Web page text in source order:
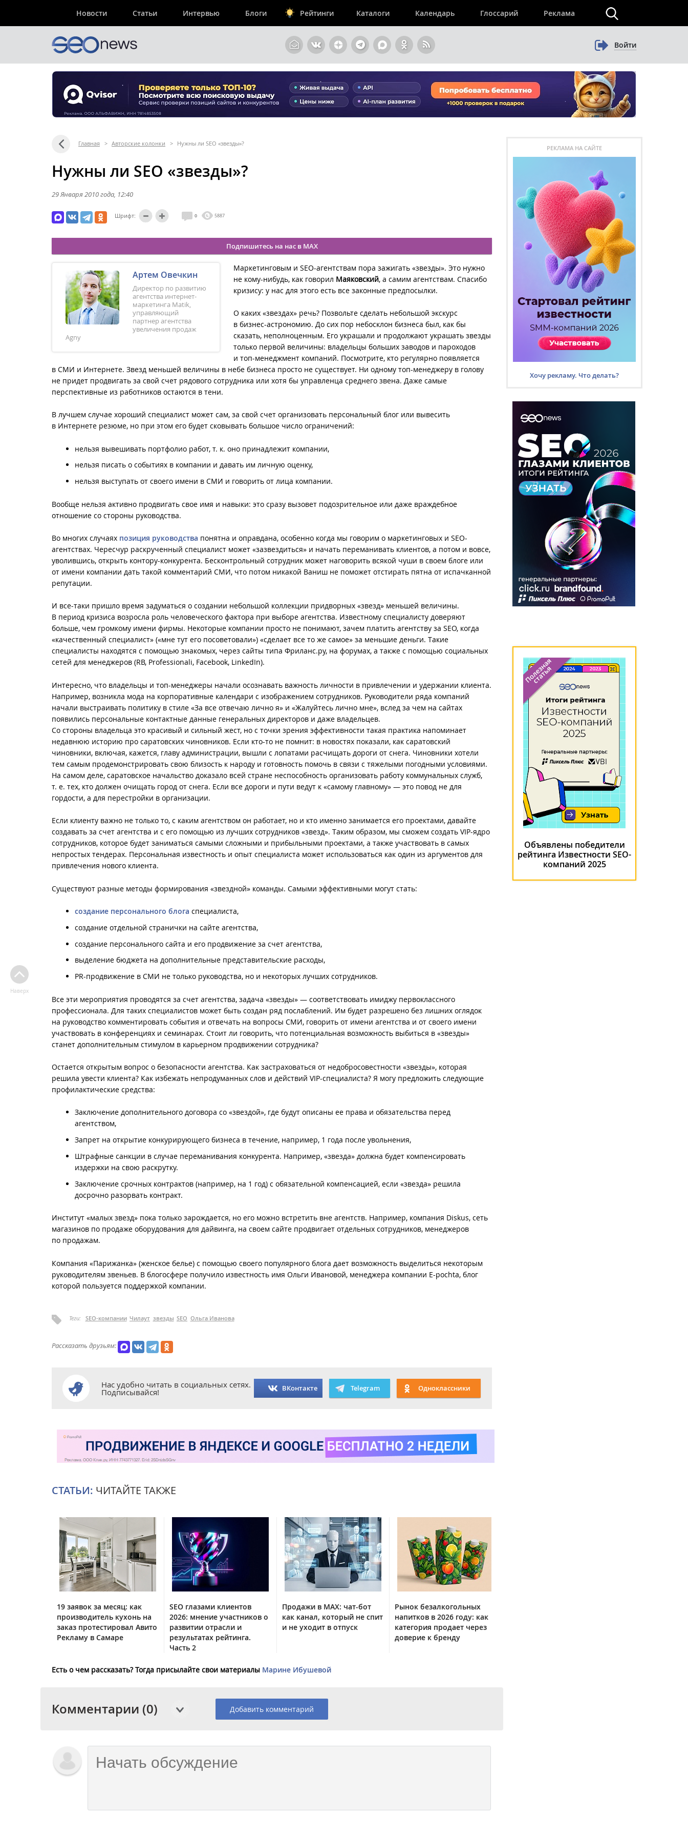
Новости Статьи Интервью Блоги Рейтинги Каталоги Календарь Глоссарий Реклама
Войти
Главная > Авторские колонки > Нужны ли SEO «звезды»?
Нужны ли SEO «звезды»?
29 Января 2010 года , 12:40
Шрифт: 0 5887
Подпишитесь на нас в MAX
Артем Овечкин
Директор по развитию
агентства интернет-
маркетинга Matik,
управляющий
партнер агентства
увеличения продаж
Agny
Маркетинговым и SEO-агентствам пора зажигать «звезды». Это нужно
не кому-нибудь, как говорил Маяковский, а самим агентствам. Спасибо
кризису: у нас для этого есть все законные предпосылки.
О каких «звездах» речь? Позвольте сделать небольшой экскурс
в бизнес-астрономию. До сих пор небосклон бизнеса был, как бы
сказать, неполноценным. Его украшали и продолжают украшать звезды
только первой величины: владельцы больших заводов и пароходов
и топ-менеджмент компаний. Посмотрите, кто регулярно появляется
в СМИ и Интернете. Звезд меньшей величины в небе бизнеса просто не существует. Ни одному топ-менеджеру в голову
не придет продвигать за свой счет рядового сотрудника или хотя бы управленца среднего звена. Даже самые
перспективные из работников остаются в тени.
В лучшем случае хороший специалист может сам, за свой счет организовать персональный блог или вывесить
в Интернете резюме, но при этом его будет сковывать большое число ограничений:
нельзя вывешивать портфолио работ, т. к. оно принадлежит компании,
нельзя писать о событиях в компании и давать им личную оценку,
нельзя выступать от своего имени в СМИ и говорить от лица компании.
Вообще нельзя активно продвигать свое имя и навыки: это сразу вызовет подозрительное или даже враждебное
отношение со стороны руководства.
Во многих случаях позиция руководства понятна и оправдана, особенно когда мы говорим о маркетинговых и SEO-
агентствах. Чересчур раскрученный специалист может «зазвездиться» и начать переманивать клиентов, а потом и вовсе,
уволившись, открыть контору-конкурента. Бесконтрольный сотрудник может наговорить всякой чуши в своем блоге или
от имени компании дать такой комментарий СМИ, что потом никакой Ваниш не поможет отстирать пятна от испачканной
репутации.
И все-таки пришло время задуматься о создании небольшой коллекции придворных «звезд» меньшей величины.
В период кризиса возросла роль человеческого фактора при выборе агентства. Известному специалисту доверяют
больше, чем громкому имени фирмы. Некоторые компании просто не понимают, зачем платить агентству за SEO, когда
«качественный специалист» («мне тут его посоветовали») «сделает все то же самое» за меньшие деньги. Такие
специалисты находятся с помощью знакомых, через сайты типа Фриланс.ру, на форумах, а также с помощью социальных
сетей для менеджеров (RB, Professionali, Facebook, LinkedIn).
Интересно, что владельцы и топ-менеджеры начали осознавать важность личности в привлечении и удержании клиента.
Например, возникла мода на корпоративные календари с изображением сотрудников. Руководители ряда компаний
начали выстраивать политику в стиле «За все отвечаю лично я» и «Жалуйтесь лично мне», вслед за чем на сайтах
появились персональные контактные данные генеральных директоров и даже владельцев.
Со стороны владельца это красивый и сильный жест, но с точки зрения эффективности такая практика напоминает
недавнюю историю про саратовских чиновников. Если кто-то не помнит: в новостях показали, как саратовский
чиновники, включая, кажется, главу администрации, вышли с лопатами расчищать дороги от снега. Чиновники хотели
тем самым продемонстрировать свою близость к народу и готовность помочь в связи с тяжелыми погодными условиями.
На самом деле, саратовское начальство доказало всей стране неспособность организовать работу коммунальных служб,
т. е. тех, кто должен очищать город от снега. Если все дороги и пути ведут к «самому главному» — это повод не для
гордости, а для перестройки в организации.
Если клиенту важно не только то, с каким агентством он работает, но и кто именно занимается его проектами, давайте
создавать за счет агентства и с его помощью из лучших сотрудников «звезд». Таким образом, мы сможем создать VIP-ядро
сотрудников, которое будет заниматься самыми сложными и прибыльными проектами, а также участвовать в самых
непростых тендерах. Персональная известность и опыт специалиста может использоваться как один из аргументов для
привлечения нового клиента.
Существуют разные методы формирования «звездной» команды. Самыми эффективными могут стать:
создание персонального блога специалиста,
создание отдельной странички на сайте агентства,
создание персонального сайта и его продвижение за счет агентства,
выделение бюджета на дополнительные представительские расходы,
PR-продвижение в СМИ не только руководства, но и некоторых лучших сотрудников.
Все эти мероприятия проводятся за счет агентства, задача «звезды» — соответствовать имиджу первоклассного
профессионала. Для таких специалистов может быть создан ряд послаблений. Им будет разрешено без лишних оглядок
на руководство комментировать события и отвечать на вопросы СМИ, говорить от имени агентства и от своего имени
участвовать в конференциях и семинарах. Стоит ли говорить, что потенциальная возможность выбиться в «звезды»
станет дополнительным стимулом в карьерном продвижении сотрудника?
Остается открытым вопрос о безопасности агентства. Как застраховаться от недобросовестности «звезды», которая
решила увести клиента? Как избежать непродуманных слов и действий VIP-специалиста? Я могу предложить следующие
профилактические средства:
Заключение дополнительного договора со «звездой», где будут описаны ее права и обязательства перед
агентством,
Запрет на открытие конкурирующего бизнеса в течение, например, 1 года после увольнения,
Штрафные санкции в случае переманивания конкурента. Например, «звезда» должна будет компенсировать
издержки на свою раскрутку.
Заключение срочных контрактов (например, на 1 год) с обязательной компенсацией, если «звезда» решила
досрочно разорвать контракт.
Институт «малых звезд» пока только зарождается, но его можно встретить вне агентств. Например, компания Diskus, сеть
магазинов по продаже оборудования для дайвинга, на своем сайте продвигает отдельных сотрудников, менеджеров
по продажам.
Компания «Парижанка» (женское белье) с помощью своего популярного блога дает возможность выделиться некоторым
руководителям звеньев. В блогосфере получило известность имя Ольги Ивановой, менеджера компании E-pochta, блог
которой пользуется поддержкой компании.
Теги: SEO-компании Чилаут звезды SEO Ольга Иванова
Рассказать друзьям:
Нас удобно читать в социальных сетях.
Подписывайся! ВКонтакте Telegram Одноклассники
СТАТЬИ: ЧИТАЙТЕ ТАКЖЕ
19 заявок за месяц: как
производитель кухонь на
заказ протестировал Авито
Рекламу в Самаре
SEO глазами клиентов
2026: мнение участников о
развитии отрасли и
результатах рейтинга.
Часть 2
Продажи в MAX: чат-бот
как канал, который не спит
и не уходит в отпуск
Рынок безалкогольных
напитков в 2026 году: как
категория продает через
доверие к бренду
Есть о чем рассказать? Тогда присылайте свои материалы Марине Ибушевой
Комментарии (0) Добавить комментарий
Наверх
РЕКЛАМА НА САЙТЕ
Хочу рекламу. Что делать?
Объявлены победители
рейтинга Известности SEO-
компаний 2025